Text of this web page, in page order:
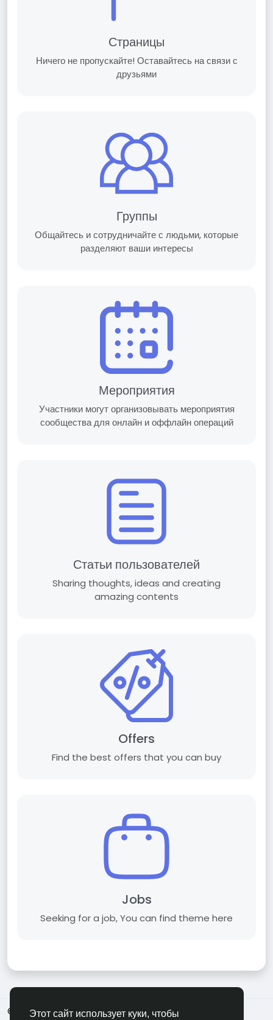
Этот сайт использует куки, чтобы
Страницы
Ничего не пропускайте! Оставайтесь на связи с
друзьями
Группы
Общайтесь и сотрудничайте с людьми, которые
разделяют ваши интересы
Мероприятия
Участники могут организовывать мероприятия
сообщества для онлайн и оффлайн операций
Статьи пользователей
Sharing thoughts, ideas and creating
amazing contents
Offers
Find the best offers that you can buy
Jobs
Seeking for a job, You can find theme here
© 2026 Evangetic HUB
Russian